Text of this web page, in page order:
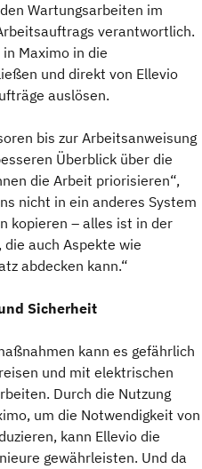
Wartungsarbeiten im
verantwortlich.
Maximo in die
und direkt von Ellevio
auslösen.
bis zur Arbeitsanweisung
Überblick über die
die Arbeit priorisieren“,
nicht in ein anderes System
kopieren – alles ist in der
auch Aspekte wie
abdecken kann.“
Sicherheit
kann es gefährlich
und mit elektrischen
Durch die Nutzung
um die Notwendigkeit von
kann Ellevio die
gewährleisten. Und da